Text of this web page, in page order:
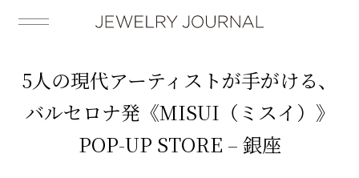
5人の現代アーティストが手がける、
バルセロナ発《MISUI（ミスイ）》
POP-UP STORE – 銀座